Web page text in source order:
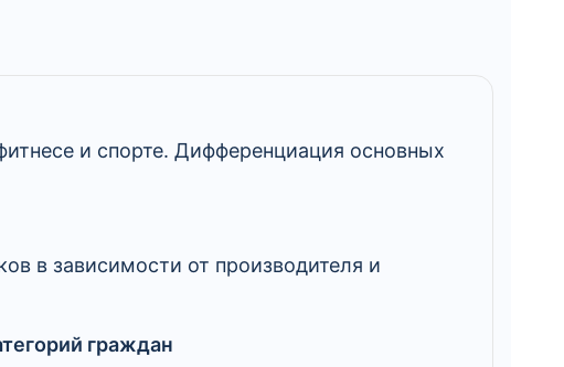
и спорте. Дифференциация основных
в зависимости от производителя и
граждан